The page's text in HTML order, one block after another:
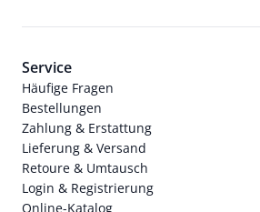
Service
Häufige Fragen
Bestellungen
Zahlung & Erstattung
Lieferung & Versand
Retoure & Umtausch
Login & Registrierung
Online-Katalog